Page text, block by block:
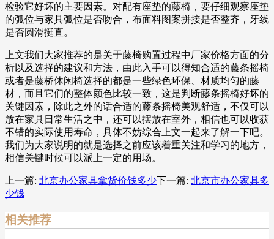
检验它好坏的主要因素。对配有座垫的藤椅，要仔细观察座垫
的弧位与家具弧位是否吻合，布面料图案拼接是否整齐，牙线
是否圆滑挺直。
上文我们大家推荐的是关于藤椅购置过程中厂家价格方面的分
析以及选择的建议和方法，由此入手可以得知合适的藤条摇椅
或者是藤桥休闲椅选择的都是一些绿色环保、材质均匀的藤
材，而且它们的整体颜色比较一致，这是判断藤条摇椅好坏的
关键因素，除此之外的话合适的藤条摇椅美观舒适，不仅可以
放在家具日常生活之中，还可以摆放在室外，相信也可以收获
不错的实际使用寿命，具体不妨综合上文一起来了解一下吧。
我们为大家说明的就是选择之前应该着重关注和学习的地方，
相信关键时候可以派上一定的用场。
上一篇: 北京办公家具拿货价钱多少下一篇: 北京市办公家具多
少钱
相关推荐